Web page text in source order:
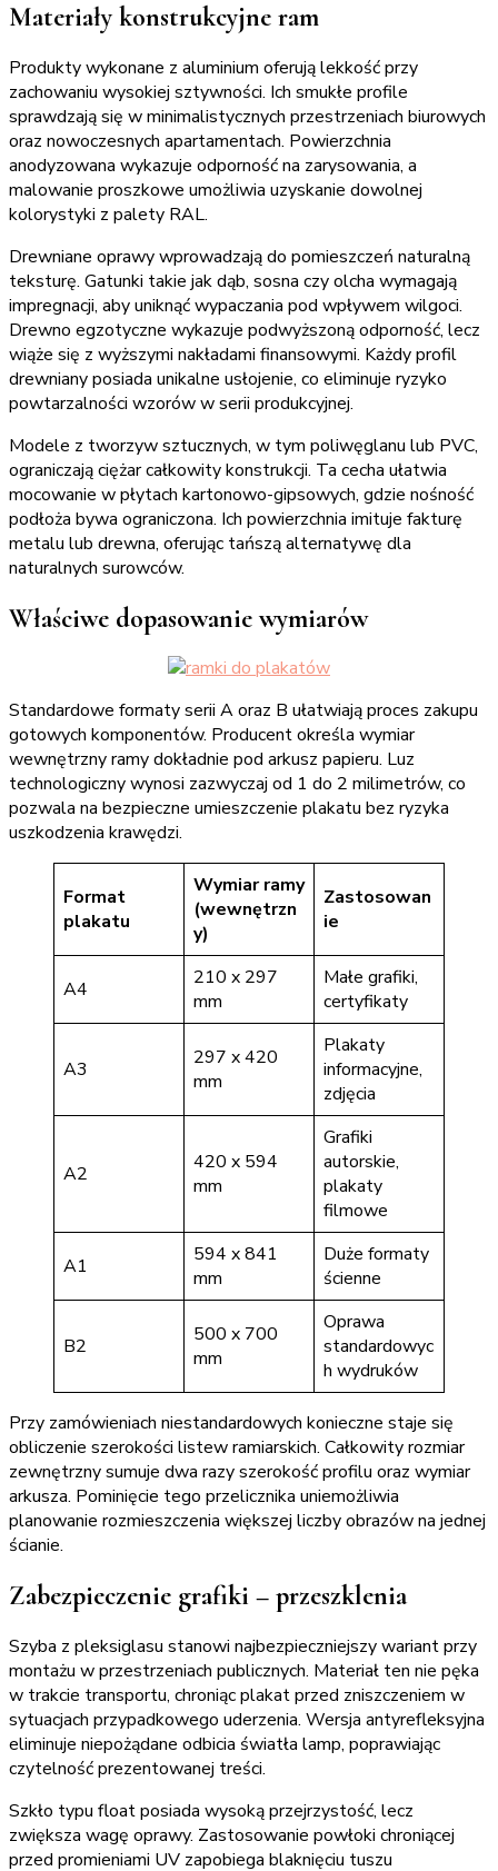
Materiały konstrukcyjne ram
Produkty wykonane z aluminium oferują lekkość przy
zachowaniu wysokiej sztywności. Ich smukłe profile
sprawdzają się w minimalistycznych przestrzeniach biurowych
oraz nowoczesnych apartamentach. Powierzchnia
anodyzowana wykazuje odporność na zarysowania, a
malowanie proszkowe umożliwia uzyskanie dowolnej
kolorystyki z palety RAL.
Drewniane oprawy wprowadzają do pomieszczeń naturalną
teksturę. Gatunki takie jak dąb, sosna czy olcha wymagają
impregnacji, aby uniknąć wypaczania pod wpływem wilgoci.
Drewno egzotyczne wykazuje podwyższoną odporność, lecz
wiąże się z wyższymi nakładami finansowymi. Każdy profil
drewniany posiada unikalne usłojenie, co eliminuje ryzyko
powtarzalności wzorów w serii produkcyjnej.
Modele z tworzyw sztucznych, w tym poliwęglanu lub PVC,
ograniczają ciężar całkowity konstrukcji. Ta cecha ułatwia
mocowanie w płytach kartonowo-gipsowych, gdzie nośność
podłoża bywa ograniczona. Ich powierzchnia imituje fakturę
metalu lub drewna, oferując tańszą alternatywę dla
naturalnych surowców.
Właściwe dopasowanie wymiarów
Standardowe formaty serii A oraz B ułatwiają proces zakupu
gotowych komponentów. Producent określa wymiar
wewnętrzny ramy dokładnie pod arkusz papieru. Luz
technologiczny wynosi zazwyczaj od 1 do 2 milimetrów, co
pozwala na bezpieczne umieszczenie plakatu bez ryzyka
uszkodzenia krawędzi.
Format
plakatu
Wymiar ramy
(wewnętrzn
y)
Zastosowan
ie
A4
210 x 297
mm
Małe grafiki,
certyfikaty
A3
297 x 420
mm
Plakaty
informacyjne,
zdjęcia
A2
420 x 594
mm
Grafiki
autorskie,
plakaty
filmowe
A1
594 x 841
mm
Duże formaty
ścienne
B2
500 x 700
mm
Oprawa
standardowyc
h wydruków
Przy zamówieniach niestandardowych konieczne staje się
obliczenie szerokości listew ramiarskich. Całkowity rozmiar
zewnętrzny sumuje dwa razy szerokość profilu oraz wymiar
arkusza. Pominięcie tego przelicznika uniemożliwia
planowanie rozmieszczenia większej liczby obrazów na jednej
ścianie.
Zabezpieczenie grafiki – przeszklenia
Szyba z pleksiglasu stanowi najbezpieczniejszy wariant przy
montażu w przestrzeniach publicznych. Materiał ten nie pęka
w trakcie transportu, chroniąc plakat przed zniszczeniem w
sytuacjach przypadkowego uderzenia. Wersja antyrefleksyjna
eliminuje niepożądane odbicia światła lamp, poprawiając
czytelność prezentowanej treści.
Szkło typu float posiada wysoką przejrzystość, lecz
zwiększa wagę oprawy. Zastosowanie powłoki chroniącej
przed promieniami UV zapobiega blaknięciu tuszu